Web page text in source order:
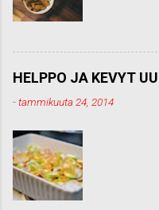
HELPPO JA KEVYT
-tammikuuta 24, 2014